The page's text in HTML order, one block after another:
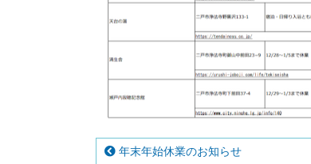
年末年始休業のお知らせ